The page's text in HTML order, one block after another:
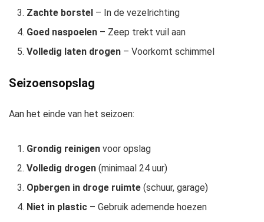
Zachte borstel – In de vezelrichting
Goed naspoelen – Zeep trekt vuil aan
Volledig laten drogen – Voorkomt schimmel
Seizoensopslag
Aan het einde van het seizoen:
Grondig reinigen voor opslag
Volledig drogen (minimaal 24 uur)
Opbergen in droge ruimte (schuur, garage)
Niet in plastic – Gebruik ademende hoezen